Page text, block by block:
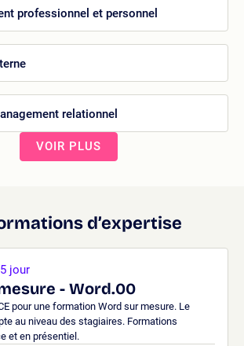
professionnel et personnel
relationnel
VOIR PLUS
d’expertise
- Word.00
pour une formation Word sur mesure. Le
au niveau des stagiaires. Formations
et en présentiel.
jour